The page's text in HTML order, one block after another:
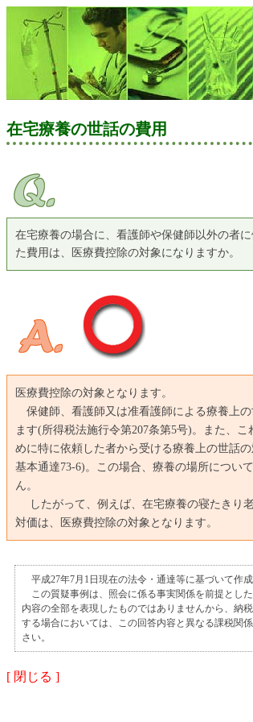
在宅療養の世話の費用
在宅療養の場合に、看護師や保健師以外の者
た費用は、医療費控除の対象になりますか。
医療費控除の対象となります。
保健師、看護師又は准看護師による療養上
ます(所得税法施行令第207条第5号)。また、
めに特に依頼した者から受ける療養上の世話
基本通達73-6)。この場合、療養の場所につい
ん。
したがって、例えば、在宅療養の寝たきり
対価は、医療費控除の対象となります。
平成27年7月1日現在の法令・通達等に基づいて作成
この質疑事例は、照会に係る事実関係を前提とし
内容の全部を表現したものではありませんから、納
する場合においては、この回答内容と異なる課税関
さい。
[ 閉じる ]